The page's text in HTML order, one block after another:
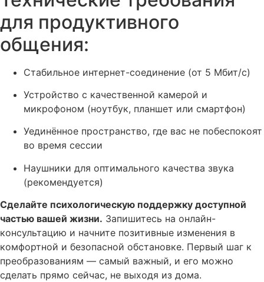
для продуктивного
общения:
Стабильное интернет-соединение (от 5 Мбит/с)
Устройство с качественной камерой и
микрофоном (ноутбук, планшет или смартфон)
Уединённое пространство, где вас не побеспокоят
во время сессии
Наушники для оптимального качества звука
(рекомендуется)
Сделайте психологическую поддержку доступной
частью вашей жизни. Запишитесь на онлайн-
консультацию и начните позитивные изменения в
комфортной и безопасной обстановке. Первый шаг к
преобразованиям — самый важный, и его можно
сделать прямо сейчас, не выходя из дома.